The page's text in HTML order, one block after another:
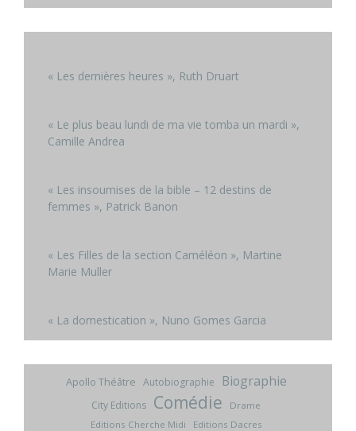
« Les dernières heures », Ruth Druart
« Le plus beau lundi de ma vie tomba un mardi »,
Camille Andrea
« Les insoumises de la bible – 12 destins de
femmes », Patrick Banon
« Les Filles de la section Caméléon », Martine
Marie Muller
« La domestication », Nuno Gomes Garcia
Apollo Théâtre Autobiographie Biographie
City Editions Comédie
Drame
Editions Cherche Midi
Editions Dacres